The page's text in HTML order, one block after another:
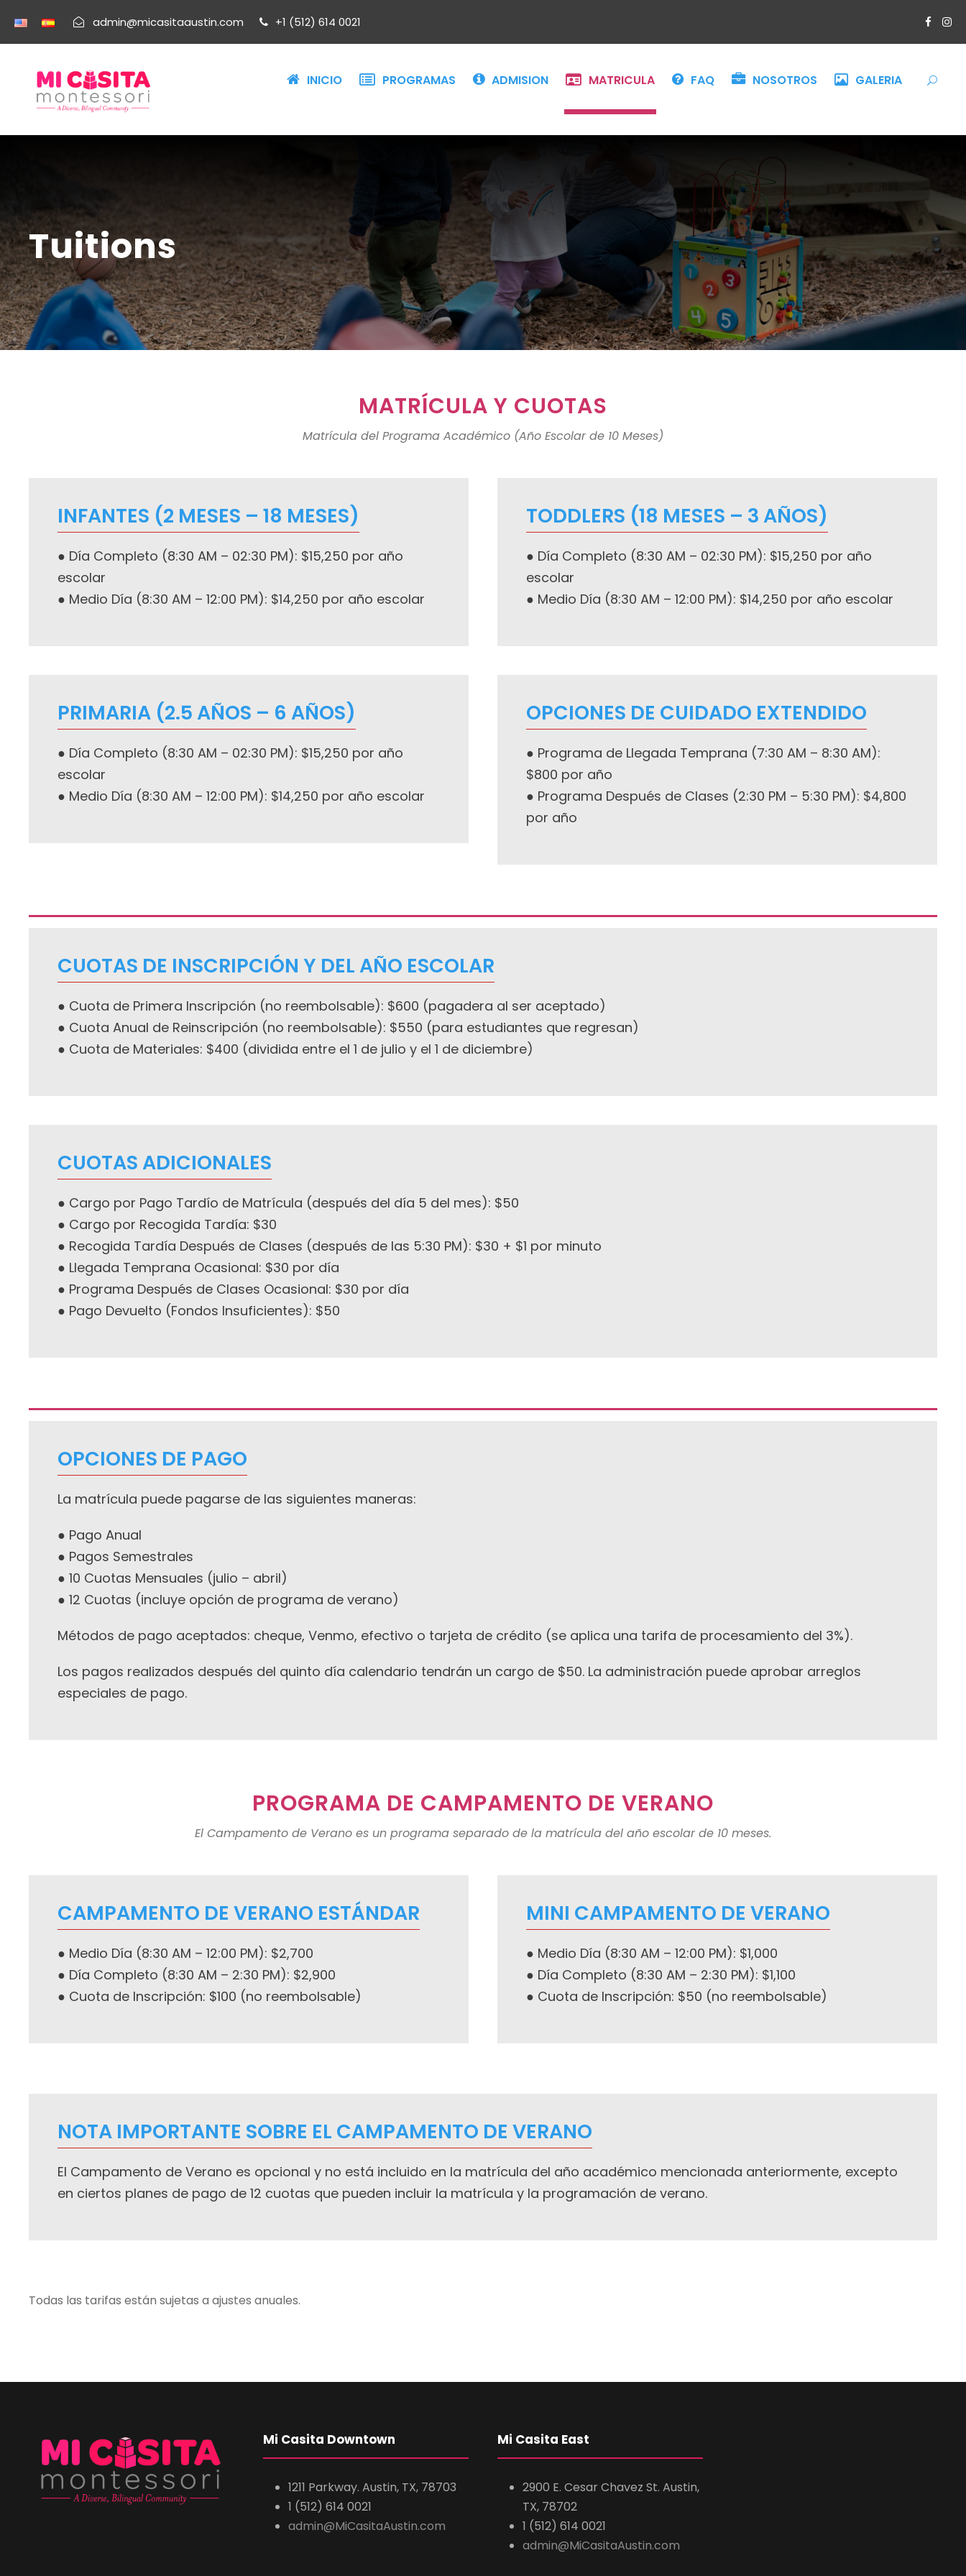
admin@micasitaaustin.com +1 (512) 614 0021
INICIO PROGRAMAS ADMISION MATRICULA FAQ NOSOTROS GALERIA
Tuitions
MATRÍCULA Y CUOTAS
Matrícula del Programa Académico (Año Escolar de 10 Meses)
INFANTES (2 MESES – 18 MESES)
● Día Completo (8:30 AM – 02:30 PM): $15,250 por año
escolar
● Medio Día (8:30 AM – 12:00 PM): $14,250 por año escolar
TODDLERS (18 MESES – 3 AÑOS)
● Día Completo (8:30 AM – 02:30 PM): $15,250 por año
escolar
● Medio Día (8:30 AM – 12:00 PM): $14,250 por año escolar
PRIMARIA (2.5 AÑOS – 6 AÑOS)
● Día Completo (8:30 AM – 02:30 PM): $15,250 por año
escolar
● Medio Día (8:30 AM – 12:00 PM): $14,250 por año escolar
OPCIONES DE CUIDADO EXTENDIDO
● Programa de Llegada Temprana (7:30 AM – 8:30 AM):
$800 por año
● Programa Después de Clases (2:30 PM – 5:30 PM): $4,800
por año
CUOTAS DE INSCRIPCIÓN Y DEL AÑO ESCOLAR
● Cuota de Primera Inscripción (no reembolsable): $600 (pagadera al ser aceptado)
● Cuota Anual de Reinscripción (no reembolsable): $550 (para estudiantes que regresan)
● Cuota de Materiales: $400 (dividida entre el 1 de julio y el 1 de diciembre)
CUOTAS ADICIONALES
● Cargo por Pago Tardío de Matrícula (después del día 5 del mes): $50
● Cargo por Recogida Tardía: $30
● Recogida Tardía Después de Clases (después de las 5:30 PM): $30 + $1 por minuto
● Llegada Temprana Ocasional: $30 por día
● Programa Después de Clases Ocasional: $30 por día
● Pago Devuelto (Fondos Insuficientes): $50
OPCIONES DE PAGO
La matrícula puede pagarse de las siguientes maneras:
● Pago Anual
● Pagos Semestrales
● 10 Cuotas Mensuales (julio – abril)
● 12 Cuotas (incluye opción de programa de verano)
Métodos de pago aceptados: cheque, Venmo, efectivo o tarjeta de crédito (se aplica una tarifa de procesamiento del 3%).
Los pagos realizados después del quinto día calendario tendrán un cargo de $50. La administración puede aprobar arreglos
especiales de pago.
PROGRAMA DE CAMPAMENTO DE VERANO
El Campamento de Verano es un programa separado de la matrícula del año escolar de 10 meses.
CAMPAMENTO DE VERANO ESTÁNDAR
● Medio Día (8:30 AM – 12:00 PM): $2,700
● Día Completo (8:30 AM – 2:30 PM): $2,900
● Cuota de Inscripción: $100 (no reembolsable)
MINI CAMPAMENTO DE VERANO
● Medio Día (8:30 AM – 12:00 PM): $1,000
● Día Completo (8:30 AM – 2:30 PM): $1,100
● Cuota de Inscripción: $50 (no reembolsable)
NOTA IMPORTANTE SOBRE EL CAMPAMENTO DE VERANO
El Campamento de Verano es opcional y no está incluido en la matrícula del año académico mencionada anteriormente, excepto
en ciertos planes de pago de 12 cuotas que pueden incluir la matrícula y la programación de verano.
Todas las tarifas están sujetas a ajustes anuales.
Mi Casita Downtown
1211 Parkway. Austin, TX, 78703
1 (512) 614 0021
admin@MiCasitaAustin.com
Mi Casita East
2900 E. Cesar Chavez St. Austin,
TX, 78702
1 (512) 614 0021
admin@MiCasitaAustin.com